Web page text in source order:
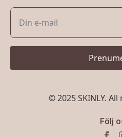
© 2025 SKINLY.
Följ